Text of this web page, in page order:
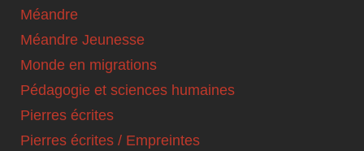
Méandre
Méandre Jeunesse
Monde en migrations
Pédagogie et sciences humaines
Pierres écrites
Pierres écrites / Empreintes